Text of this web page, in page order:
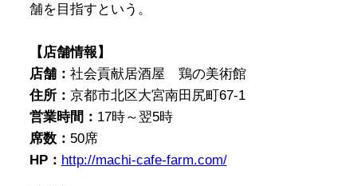
舗を目指すという。
【店舗情報】
店舗： 社会貢献居酒屋 鶏の美術館
住所： 京都市北区大宮南田尻町67-1
営業時間： 17時～翌5時
席数： 50席
HP： http://machi-cafe-farm.com/